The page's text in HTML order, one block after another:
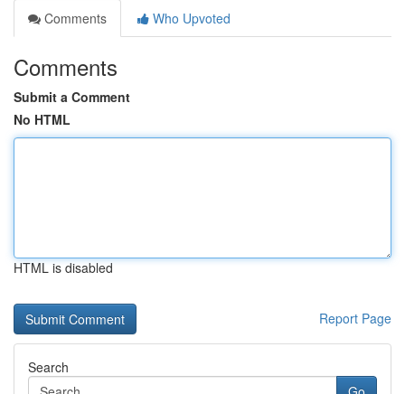
Comments
Who Upvoted
Comments
Submit a Comment
No HTML
HTML is disabled
Report Page
Search